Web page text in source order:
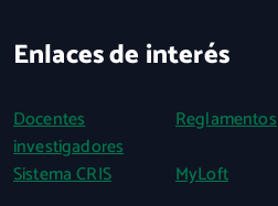
Enlaces de interés
Docentes
investigadores
Reglamentos
Sistema CRIS
MyLoft